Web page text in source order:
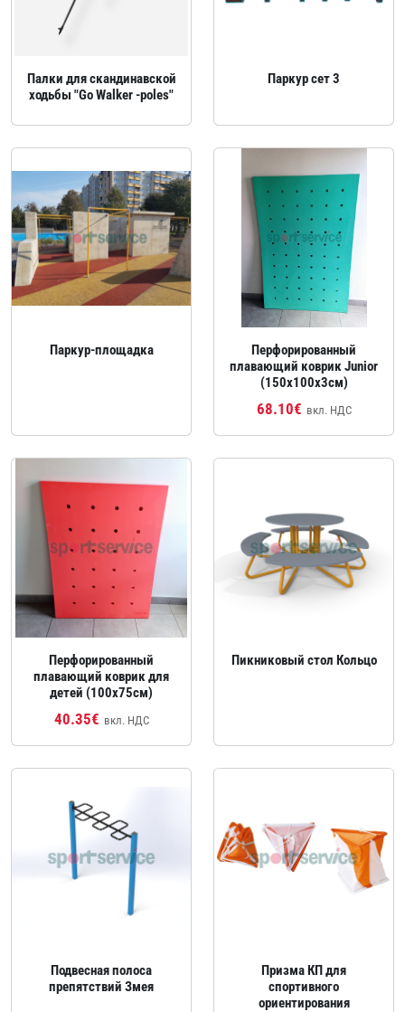
Палки для скандинавской
ходьбы "Go Walker -poles"
Паркур сет 3
Паркур‑площадка
Перфорированный
плавающий коврик Junior
(150x100х3см)
68.10€ вкл. НДС
Перфорированный
плавающий коврик для
детей (100x75см)
40.35€ вкл. НДС
Пикниковый стол Кольцо
Подвесная полоса
препятствий Змея
Призма КП для
спортивного
ориентирования